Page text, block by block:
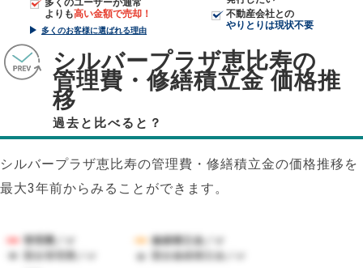
よりも高い金額で売却！
多くのお客様に選ばれる理由
不動産会社との
やりとりは現状不要
シルバープラザ恵比寿の
管理費・修繕積立金 価格推
移
過去と比べると？
シルバープラザ恵比寿の管理費・修繕積立金の価格推移を
最大3年前からみることができます。
管理費／㎡
修繕積立金／㎡
競合管理費／㎡
競合修繕積立金／㎡